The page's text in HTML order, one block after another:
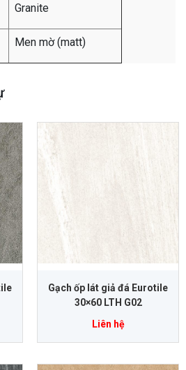
Granite
Men mờ (matt)
Gạch ốp lát giả đá Eurotile
30×60 LTH G02
Liên hệ